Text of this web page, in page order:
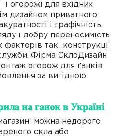
і огорожі для вхідних
дизайном приватного
і графічність.
і добру переносимість
такі конструкції
Фірма СклоДизайн
огорож для ґанків
за вигідною
на ганок в Україні
можна недорого
скла або